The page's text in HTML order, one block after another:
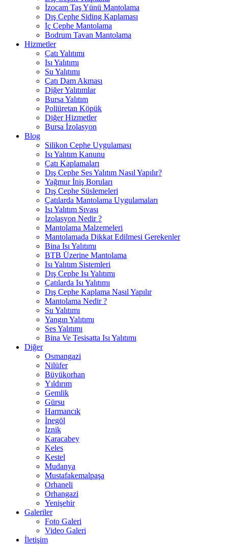
İzocam Taş Yünü Mantolama
Dış Cephe Siding Kaplaması
İç Cephe Mantolama
Bodrum Tavan Mantolama
Hizmetler
Çatı Yalıtımı
Isı Yalıtımı
Su Yalıtımı
Çatı Dam Akması
Diğer Yalıtımlar
Bursa Yalıtım
Poliüretan Köpük
Diğer Hizmetler
Bursa İzolasyon
Blog
Silikon Cephe Uygulaması
Isı Yalıtım Kanunu
Çatı Kaplamaları
Dış Cephe Ses Yalıtım Nasıl Yapılır?
Yağmur İniş Boruları
Dış Cephe Süslemeleri
Çatılarda Mantolama Uygulamaları
Isı Yalıtım Sıvası
İzolasyon Nedir ?
Mantolama Malzemeleri
Mantolamada Dikkat Edilmesi Gerekenler
Bina Isı Yalıtımı
BTB Üzerine Mantolama
Isı Yalıtım Sistemleri
Dış Cephe Isı Yalıtımı
Çatılarda Isı Yalıtımı
Dış Cephe Kaplama Nasıl Yapılır
Mantolama Nedir ?
Su Yalıtımı
Yangın Yalıtımı
Ses Yalıtımı
Bina Ve Tesisatta Isı Yalıtımı
Diğer
Osmangazi
Nilüfer
Büyükorhan
Yıldırım
Gemlik
Gürsu
Harmancık
İnegöl
İznik
Karacabey
Keles
Kestel
Mudanya
Mustafakemalpaşa
Orhaneli
Orhangazi
Yenişehir
Galeriler
Foto Galeri
Video Galeri
İletişim